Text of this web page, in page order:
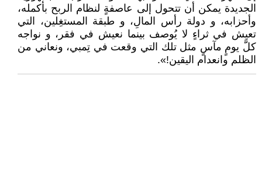
الجديدة يمكن أن تتحول إلى عاصفةٍ لنظام الربح بأكمله،
وأحزابه، و دولة رأس المالِ، و طبقة المستغِلين، التي
تعيش في ثراءٍ لا يُوصف بينما نعيش في فقر، و نواجه
كلَّ يومٍ مآسٍ مثل تلك التي وقعت في تِمبي، ونعاني من
الظلم وانعدام اليقين!».